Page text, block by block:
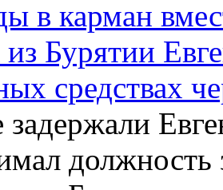
в карман
Бурятии
средствах
задержали
должность